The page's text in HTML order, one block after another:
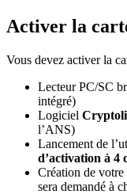
Activer la
Vous devez activer la
Lecteur PC/SC
intégré)
Logiciel
l’ANS)
Lancement de
d’activation à 4
Création de votre
sera demandé à